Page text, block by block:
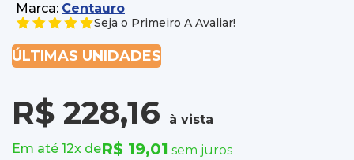
Marca: Centauro
Seja o Primeiro A Avaliar!
ÚLTIMAS UNIDADES
R$ 228,16
à vista
Em até 12x deR$ 19,01 sem juros